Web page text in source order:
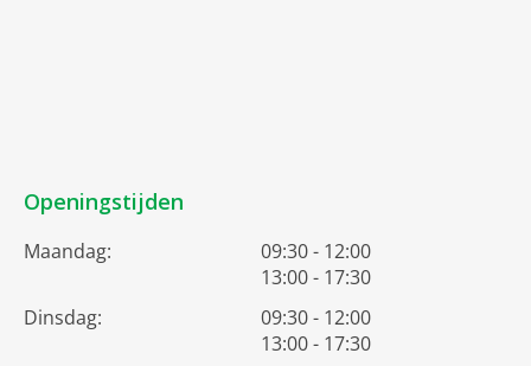
Openingstijden
Maandag:
09:30 - 12:00
13:00 - 17:30
Dinsdag:
09:30 - 12:00
13:00 - 17:30